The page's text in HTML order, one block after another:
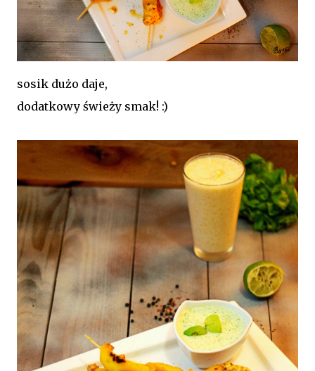
sosik dużo daje,
dodatkowy świeży smak! :)